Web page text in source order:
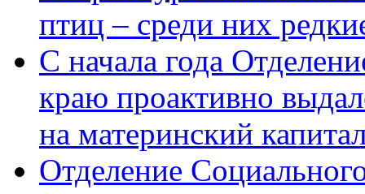
птиц – среди них
С начала года
краю проактивно
на материнский
Отделение